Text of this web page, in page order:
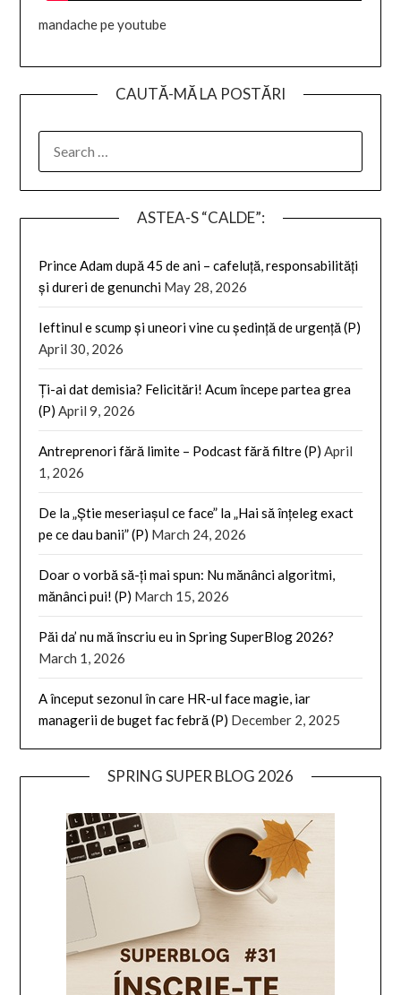
mandache pe youtube
CAUTĂ-MĂ LA POSTĂRI
FOR:
ASTEA-S “CALDE”:
Prince Adam după 45 de ani – cafeluță, responsabilități
și dureri de genunchi May 28, 2026
Ieftinul e scump și uneori vine cu ședință de urgență (P)
April 30, 2026
Ți-ai dat demisia? Felicitări! Acum începe partea grea
(P) April 9, 2026
Antreprenori fără limite – Podcast fără filtre (P) April
1, 2026
De la „Știe meseriașul ce face” la „Hai să înțeleg exact
pe ce dau banii” (P) March 24, 2026
Doar o vorbă să-ți mai spun: Nu mănânci algoritmi,
mănânci pui! (P) March 15, 2026
Păi da’ nu mă înscriu eu in Spring SuperBlog 2026?
March 1, 2026
A început sezonul în care HR-ul face magie, iar
managerii de buget fac febră (P) December 2, 2025
SPRING SUPER BLOG 2026